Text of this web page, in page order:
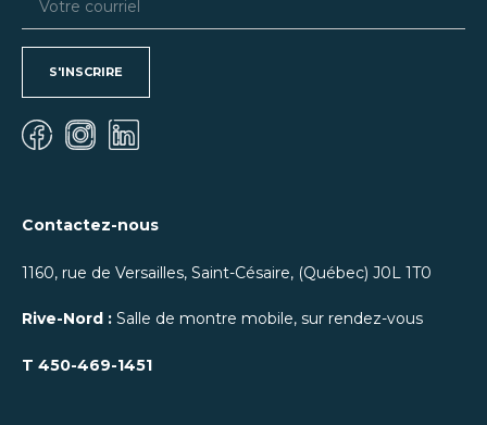
S'INSCRIRE
Contactez-nous
1160, rue de Versailles, Saint-Césaire, (Québec) J0L 1T0
Rive-Nord : Salle de montre mobile, sur rendez-vous
T 450-469-1451